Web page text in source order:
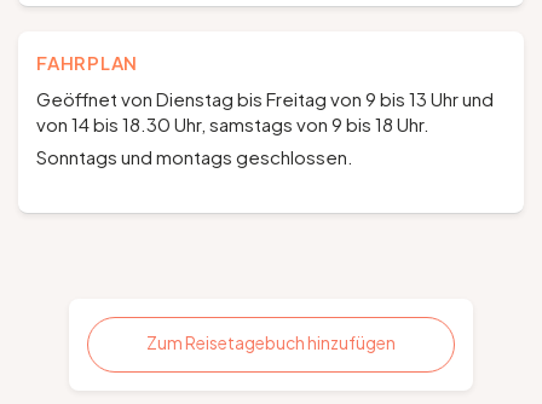
FAHRPLAN
Geöffnet von Dienstag bis Freitag von 9 bis 13 Uhr und
von 14 bis 18.30 Uhr, samstags von 9 bis 18 Uhr.
Sonntags und montags geschlossen.
Zum Reisetagebuch hinzufügen